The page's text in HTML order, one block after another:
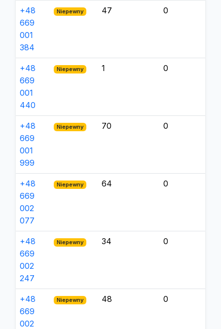
+48
669
001
384
Niepewny 47 0
+48
669
001
440
Niepewny 1 0
+48
669
001
999
Niepewny 70 0
+48
669
002
077
Niepewny 64 0
+48
669
002
247
Niepewny 34 0
+48
669
002
Niepewny 48 0